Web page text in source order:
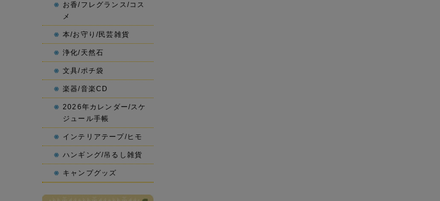
お香/フレグランス/コス
メ
本/お守り/民芸雑貨
浄化/天然石
文具/ポチ袋
楽器/音楽CD
2026年カレンダー/スケ
ジュール手帳
インテリアテープ/ヒモ
ハンギング/吊るし雑貨
キャンプグッズ